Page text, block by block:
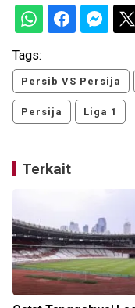
Tags:
Persib VS Persija
Persija Liga 1
Terkait